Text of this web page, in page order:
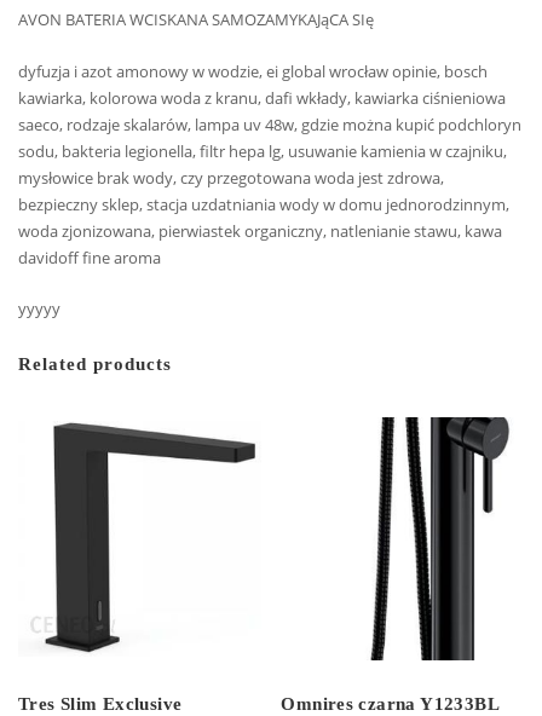
AVON BATERIA WCISKANA SAMOZAMYKAJąCA SIę
dyfuzja i azot amonowy w wodzie, ei global wrocław opinie, bosch
kawiarka, kolorowa woda z kranu, dafi wkłady, kawiarka ciśnieniowa
saeco, rodzaje skalarów, lampa uv 48w, gdzie można kupić podchloryn
sodu, bakteria legionella, filtr hepa lg, usuwanie kamienia w czajniku,
mysłowice brak wody, czy przegotowana woda jest zdrowa,
bezpieczny sklep, stacja uzdatniania wody w domu jednorodzinnym,
woda zjonizowana, pierwiastek organiczny, natlenianie stawu, kawa
davidoff fine aroma
yyyyy
Related products
Tres Slim Exclusive
Omnires czarna Y1233BL